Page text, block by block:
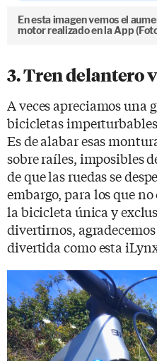
En esta imagen vemos el
motor realizado en la App
3. Tren delantero
A veces apreciamos una
bicicletas
Es de alabar esas
sobre raíles, imposibles
de que las ruedas se
embargo, para los que
la bicicleta única y
divertirnos,
divertida como esta